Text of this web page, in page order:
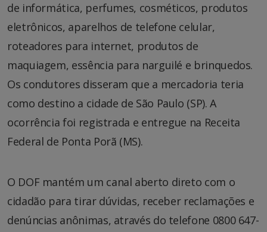
de informática, perfumes, cosméticos, produtos
eletrônicos, aparelhos de telefone celular,
roteadores para internet, produtos de
maquiagem, essência para narguilé e brinquedos.
Os condutores disseram que a mercadoria teria
como destino a cidade de São Paulo (SP). A
ocorrência foi registrada e entregue na Receita
Federal de Ponta Porã (MS).
O DOF mantém um canal aberto direto com o
cidadão para tirar dúvidas, receber reclamações e
denúncias anônimas, através do telefone 0800 647-